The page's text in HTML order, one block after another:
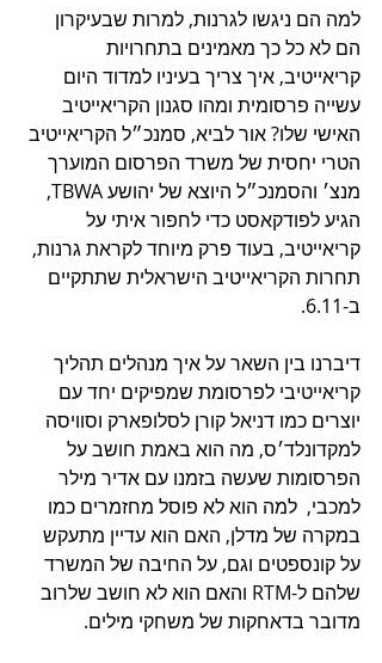
למה הם ניגשו לגרנות, למרות שבעיקרון
הם לא כל כך מאמינים בתחרויות
קריאייטיב, איך צריך בעיניו למדוד היום
עשייה פרסומית ומהו סגנון הקריאייטיב
האישי שלו? אור לביא, סמנכ״ל הקריאייטיב
הטרי יחסית של משרד הפרסום המוערך
מנצ׳ והסמנכ״ל היוצא של יהושע TBWA,
הגיע לפודקאסט כדי לחפור איתי על
קריאייטיב, בעוד פרק מיוחד לקראת גרנות,
תחרות הקריאייטיב הישראלית שתתקיים
ב-6.11.
דיברנו בין השאר על איך מנהלים תהליך
קריאייטיבי לפרסומת שמפיקים יחד עם
יוצרים כמו דניאל קורן לסלופארק וסוויסה
למקדונלד׳ס, מה הוא באמת חושב על
הפרסומות שעשה בזמנו עם אדיר מילר
למכבי,  למה הוא לא פוסל מחזמרים כמו
במקרה של מדלן, האם הוא עדיין מתעקש
על קונספטים וגם, על החיבה של המשרד
שלהם ל-RTM והאם הוא לא חושב שלרוב
מדובר בדאחקות של משחקי מילים.